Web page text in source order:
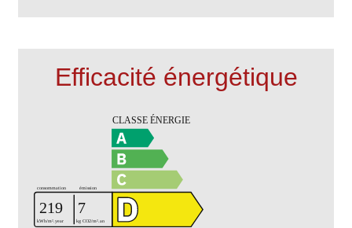
Efficacité énergétique